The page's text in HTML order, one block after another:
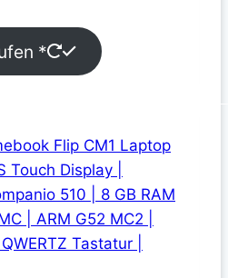
*
Flip CM1 Laptop
Touch Display |
510 | 8 GB RAM
| ARM G52 MC2 |
Tastatur |